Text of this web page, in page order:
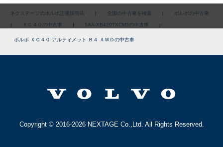
ネクステージのボルボ正規販売店 | 全国の中古車を検索 | ボルボの中古車
| ＸＣ４０の中古車 | 5AA-XB420TXCM2の中古車 |
ボルボ ＸＣ４０ アルティメット Ｂ４ ＡＷＤの中古車
Copyright © 2016-2026 NEXTAGE Co.,Ltd. All Rights Reserved.